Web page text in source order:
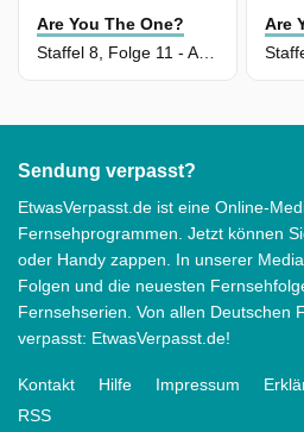
Are You The One?
Are
Sendung verpasst?
EtwasVerpasst.de ist eine Online-
Fernsehprogrammen. Jetzt können
oder Handy zappen. In unserer
Folgen und die neuesten
Fernsehserien. Von allen Deutschen
verpasst: EtwasVerpasst.de!
Kontakt Hilfe Impressum
RSS